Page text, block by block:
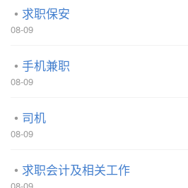
求职保安
08-09
手机兼职
08-09
司机
08-09
求职会计及相关工作